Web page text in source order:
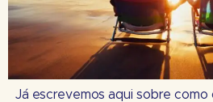
Já escrevemos aqui sobre como